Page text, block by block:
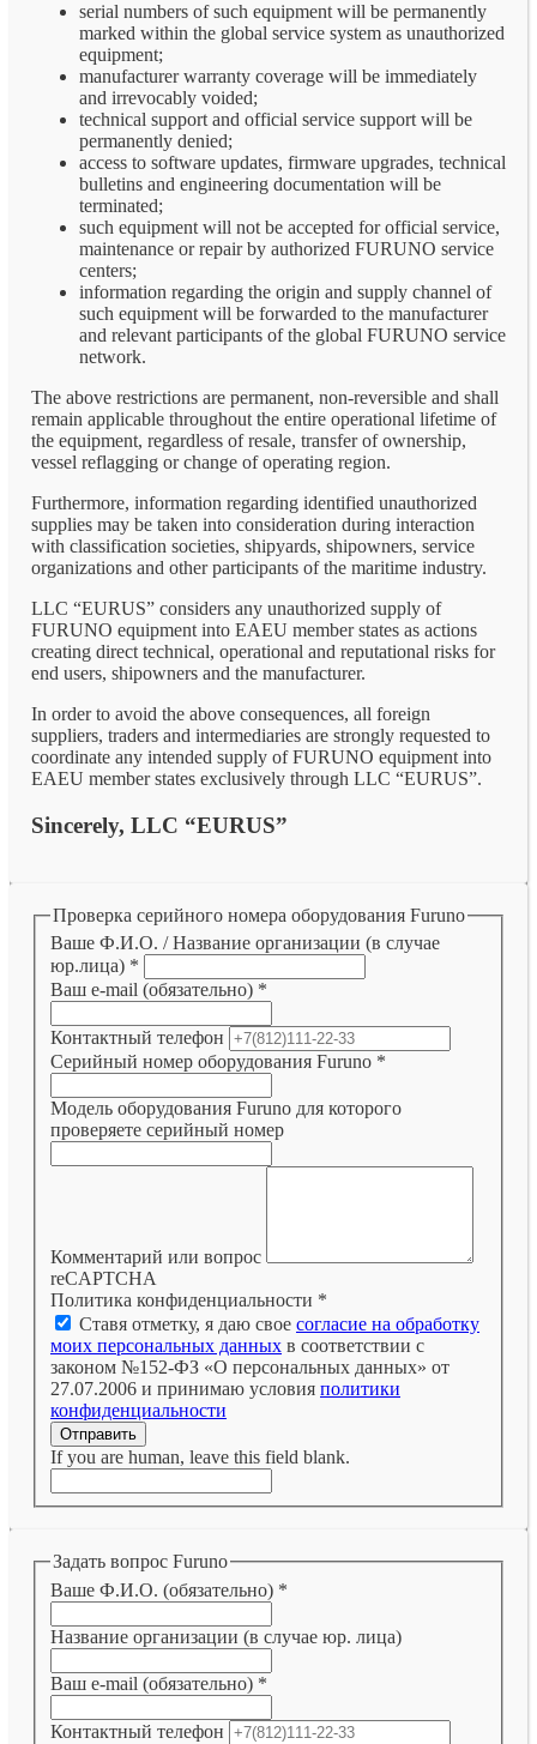
serial numbers of such equipment will be permanently
marked within the global service system as unauthorized
equipment;
manufacturer warranty coverage will be immediately
and irrevocably voided;
technical support and official service support will be
permanently denied;
access to software updates, firmware upgrades, technical
bulletins and engineering documentation will be
terminated;
such equipment will not be accepted for official service,
maintenance or repair by authorized FURUNO service
centers;
information regarding the origin and supply channel of
such equipment will be forwarded to the manufacturer
and relevant participants of the global FURUNO service
network.
The above restrictions are permanent, non-reversible and shall
remain applicable throughout the entire operational lifetime of
the equipment, regardless of resale, transfer of ownership,
vessel reflagging or change of operating region.
Furthermore, information regarding identified unauthorized
supplies may be taken into consideration during interaction
with classification societies, shipyards, shipowners, service
organizations and other participants of the maritime industry.
LLC “EURUS” considers any unauthorized supply of
FURUNO equipment into EAEU member states as actions
creating direct technical, operational and reputational risks for
end users, shipowners and the manufacturer.
In order to avoid the above consequences, all foreign
suppliers, traders and intermediaries are strongly requested to
coordinate any intended supply of FURUNO equipment into
EAEU member states exclusively through LLC “EURUS”.
Sincerely, LLC “EURUS”
Проверка серийного номера оборудования Furuno
Ваше Ф.И.О. / Название организации (в случае
юр.лица) *
Ваш e-mail (обязательно) *
Контактный телефон
Серийный номер оборудования Furuno *
Модель оборудования Furuno для которого
проверяете серийный номер
Комментарий или вопрос
reCAPTCHA
Политика конфиденциальности *
Ставя отметку, я даю свое согласие на обработку
моих персональных данных в соответствии с
законом №152-ФЗ «О персональных данных» от
27.07.2006 и принимаю условия политики
конфиденциальности
Отправить
If you are human, leave this field blank.
Задать вопрос Furuno
Ваше Ф.И.О. (обязательно) *
Название организации (в случае юр. лица)
Ваш e-mail (обязательно) *
Контактный телефон